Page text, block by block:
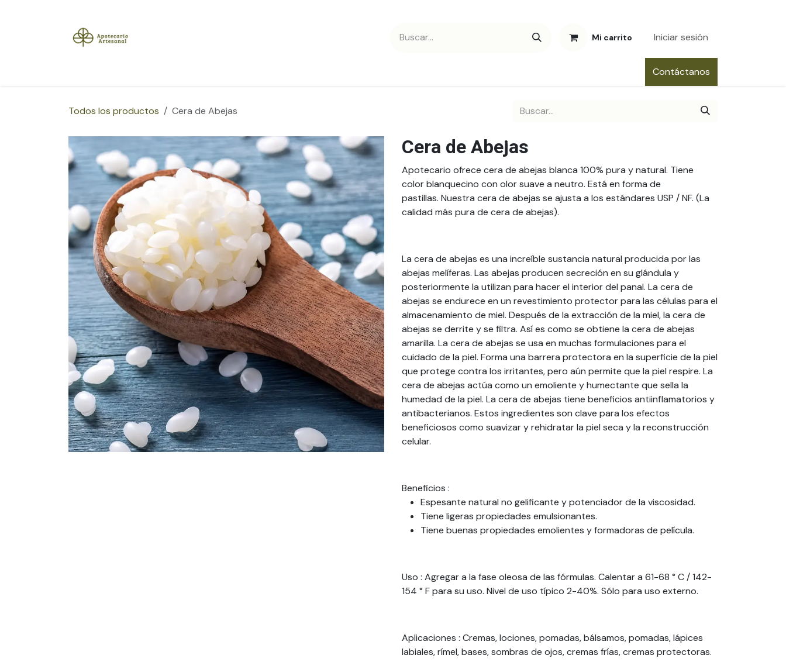
Mi carrito Iniciar sesión
Contáctanos
Todos los productos Cera de Abejas
Cera de Abejas
Apotecario ofrece cera de abejas blanca 100% pura y natural. Tiene
color blanquecino con olor suave a neutro. Está en forma de
pastillas. Nuestra cera de abejas se ajusta a los estándares USP / NF. (La
calidad más pura de cera de abejas).
La cera de abejas es una increíble sustancia natural producida por las
abejas melíferas. Las abejas producen secreción en su glándula y
posteriormente la utilizan para hacer el interior del panal. La cera de
abejas se endurece en un revestimiento protector para las células para el
almacenamiento de miel. Después de la extracción de la miel, la cera de
abejas se derrite y se filtra. Así es como se obtiene la cera de abejas
amarilla. La cera de abejas se usa en muchas formulaciones para el
cuidado de la piel. Forma una barrera protectora en la superficie de la piel
que protege contra los irritantes, pero aún permite que la piel respire. La
cera de abejas actúa como un emoliente y humectante que sella la
humedad de la piel. La cera de abejas tiene beneficios antiinflamatorios y
antibacterianos. Estos ingredientes son clave para los efectos
beneficiosos como suavizar y rehidratar la piel seca y la reconstrucción
celular.
Beneficios :
Espesante natural no gelificante y potenciador de la viscosidad.
Tiene ligeras propiedades emulsionantes.
Tiene buenas propiedades emolientes y formadoras de película.
Uso : Agregar a la fase oleosa de las fórmulas. Calentar a 61-68 ° C / 142-
154 ° F para su uso. Nivel de uso típico 2-40%. Sólo para uso externo.
Aplicaciones : Cremas, lociones, pomadas, bálsamos, pomadas, lápices
labiales, rímel, bases, sombras de ojos, cremas frías, cremas protectoras.